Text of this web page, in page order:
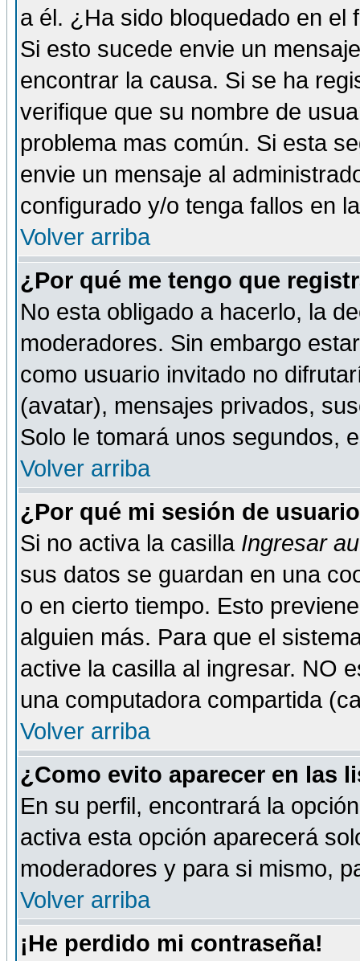
a él. ¿Ha sido bloquedado en
Si esto sucede envie un
encontrar la causa. Si se ha
verifique que su nombre de
problema mas común. Si esta
envie un mensaje al
configurado y/o tenga fallos en
Volver arriba
¿Por qué me tengo que
No esta obligado a hacerlo, la
moderadores. Sin embargo
como usuario invitado no
(avatar), mensajes privados,
Solo le tomará unos segundos,
Volver arriba
¿Por qué mi sesión de
Si no activa la casilla Ingresar
sus datos se guardan en una
o en cierto tiempo. Esto
alguien más. Para que el
active la casilla al ingresar. NO
una computadora compartida
Volver arriba
¿Como evito aparecer en las
En su perfil, encontrará la
activa esta opción aparecerá
moderadores y para si mismo,
Volver arriba
¡He perdido mi contraseña!